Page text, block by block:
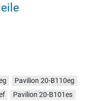
Pavilion 20-B110eg
Pavilion 20-B101es